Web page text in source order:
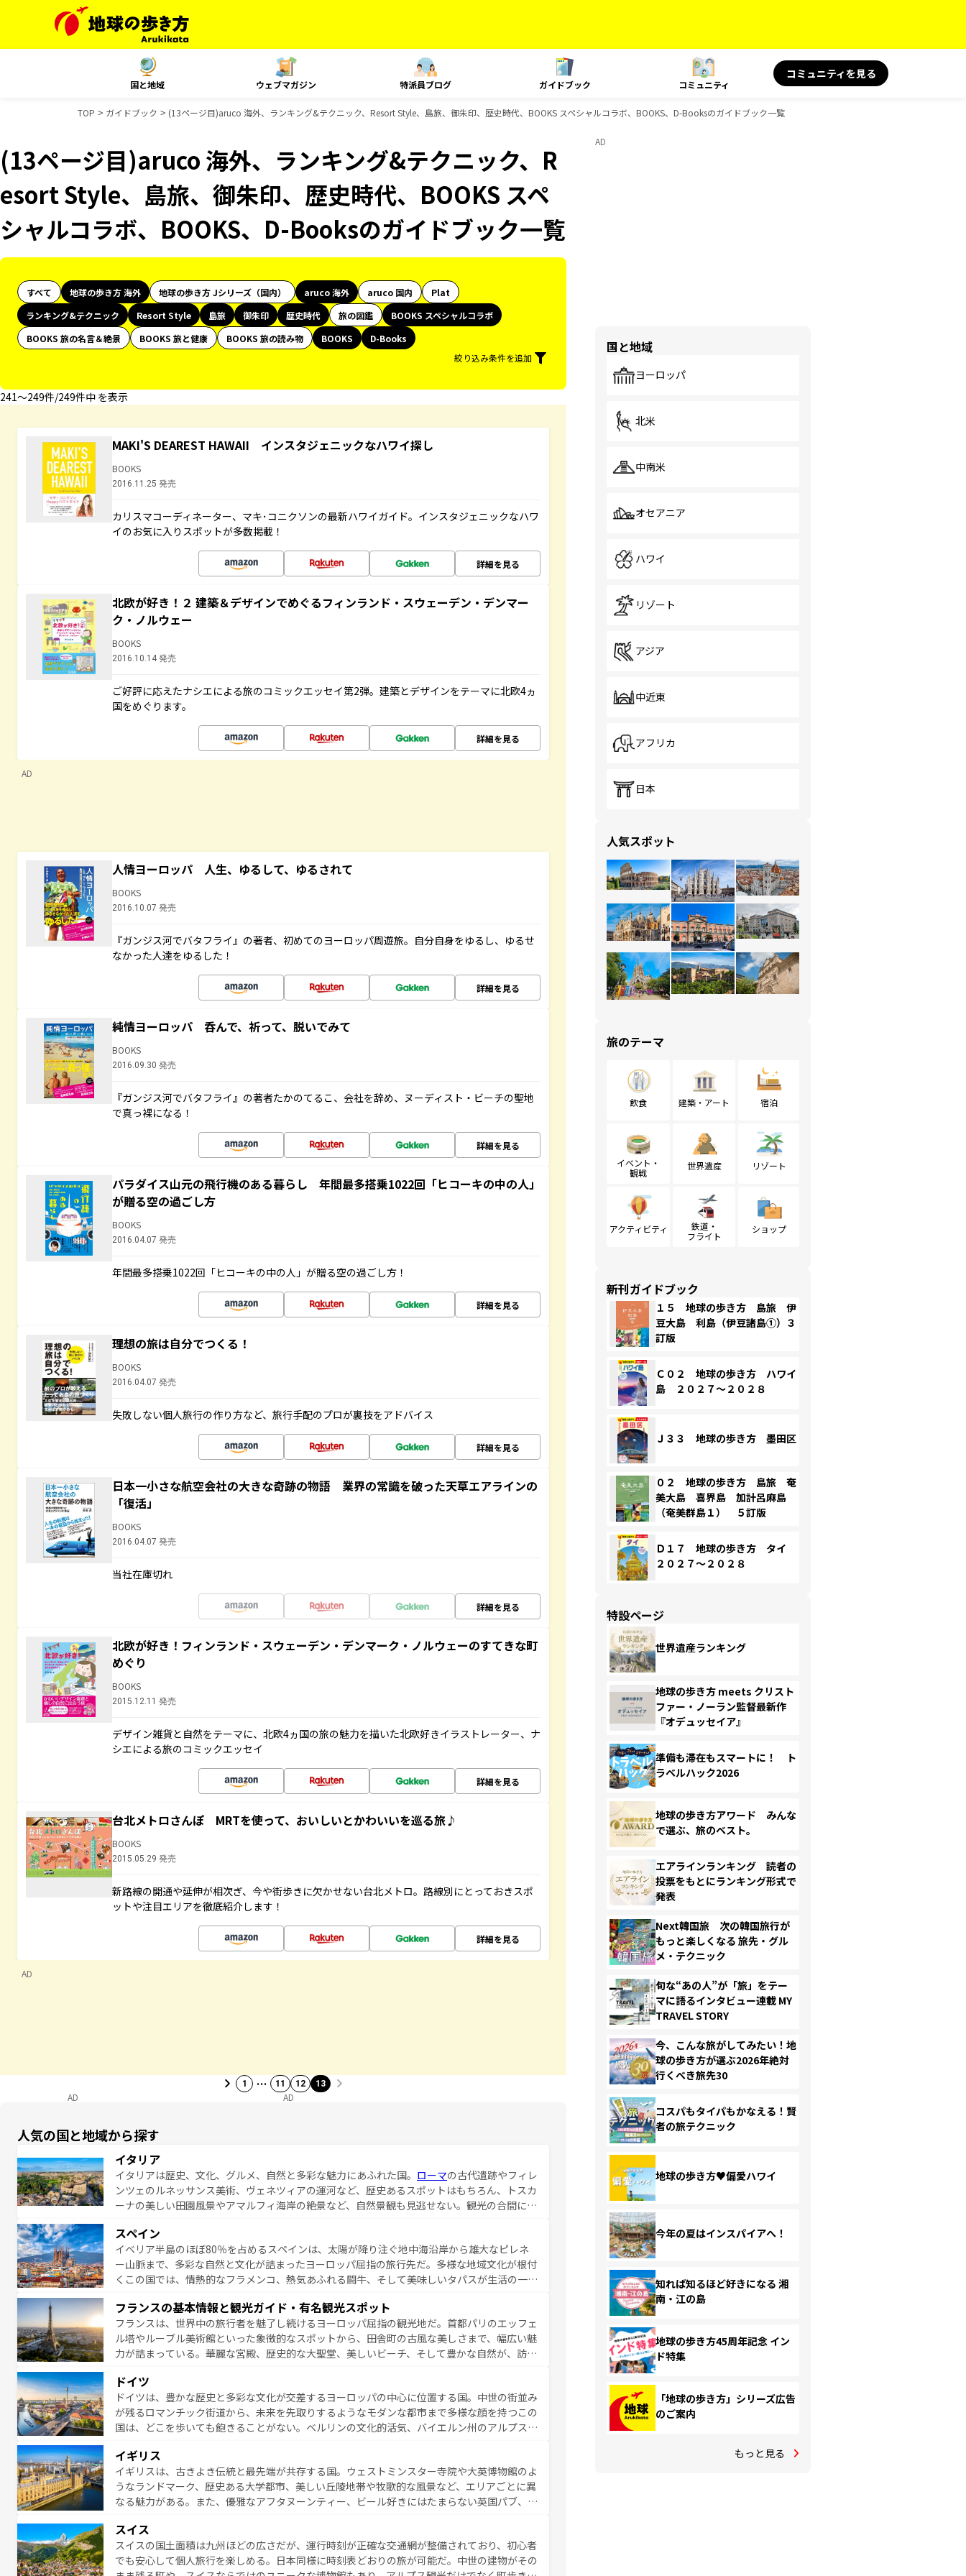
国と地域 ウェブマガジン 特派員ブログ ガイドブック コミュニティ
コミュニティを見る
TOP ガイドブック (13ページ目)aruco 海外、ランキング&テクニック、Resort Style、島旅、御朱印、歴史時代、BOOKS スペシャルコラボ、BOOKS、D-Booksのガイドブック一覧
(13ページ目)aruco 海外、ランキング&テクニック、R
esort Style、島旅、御朱印、歴史時代、BOOKS スペ
シャルコラボ、BOOKS、D-Booksのガイドブック一覧
すべて 地球の歩き方 海外 地球の歩き方 Jシリーズ（国内） aruco 海外 aruco 国内
Plat
ランキング&テクニック
Resort Style 島旅 御朱印 歴史時代 旅の図鑑
BOOKS スペシャルコラボ
BOOKS 旅の名言＆絶景
BOOKS 旅と健康 BOOKS 旅の読み物 BOOKS
D-Books
絞り込み条件を追加
241〜249件/249件中 を表示
MAKI'S DEAREST HAWAII インスタジェニックなハワイ探し
BOOKS
2016.11.25 発売
カリスマコーディネーター、マキ･コニクソンの最新ハワイガイド。インスタジェニックなハワ
イのお気に入りスポットが多数掲載！
詳細を見る
北欧が好き！２ 建築＆デザインでめぐるフィンランド・スウェーデン・デンマー
ク・ノルウェー
BOOKS
2016.10.14 発売
ご好評に応えたナシエによる旅のコミックエッセイ第2弾。建築とデザインをテーマに北欧4ヵ
国をめぐります。
詳細を見る
AD
人情ヨーロッパ 人生、ゆるして、ゆるされて
BOOKS
2016.10.07 発売
『ガンジス河でバタフライ』の著者、初めてのヨーロッパ周遊旅。自分自身をゆるし、ゆるせ
なかった人達をゆるした！
詳細を見る
純情ヨーロッパ 呑んで、祈って、脱いでみて
BOOKS
2016.09.30 発売
『ガンジス河でバタフライ』の著者たかのてるこ、会社を辞め、ヌーディスト・ビーチの聖地
で真っ裸になる！
詳細を見る
パラダイス山元の飛行機のある暮らし 年間最多搭乗1022回「ヒコーキの中の人」
が贈る空の過ごし方
BOOKS
2016.04.07 発売
年間最多搭乗1022回「ヒコーキの中の人」が贈る空の過ごし方！
詳細を見る
理想の旅は自分でつくる！
BOOKS
2016.04.07 発売
失敗しない個人旅行の作り方など、旅行手配のプロが裏技をアドバイス
詳細を見る
日本一小さな航空会社の大きな奇跡の物語 業界の常識を破った天草エアラインの
「復活」
BOOKS
2016.04.07 発売
当社在庫切れ
詳細を見る
北欧が好き！フィンランド・スウェーデン・デンマーク・ノルウェーのすてきな町
めぐり
BOOKS
2015.12.11 発売
デザイン雑貨と自然をテーマに、北欧4ヵ国の旅の魅力を描いた北欧好きイラストレーター、ナ
シエによる旅のコミックエッセイ
詳細を見る
台北メトロさんぽ MRTを使って、おいしいとかわいいを巡る旅♪
BOOKS
2015.05.29 発売
新路線の開通や延伸が相次ぎ、今や街歩きに欠かせない台北メトロ。路線別にとっておきスポ
ットや注目エリアを徹底紹介します！
詳細を見る
AD
1 … 11 12 13
AD AD
人気の国と地域から探す
イタリア
イタリアは歴史、文化、グルメ、自然と多彩な魅力にあふれた国。 ローマの古代遺跡やフィレ
ンツェのルネッサンス美術、ヴェネツィアの運河など、歴史あるスポットはもちろん、トスカ
ーナの美しい田園風景やアマルフィ海岸の絶景など、自然景観も見逃せない。観光の合間に
夜眠るまで、すべての瞬間を楽しませてくれるイタリアで、忘れられない旅をしてみよう！
なお、新着のイタリア情報はコンテンツ一覧を参照してほしい。
スペイン
イベリア半島のほぼ80％を占めるスペインは、太陽が降り注ぐ地中海沿岸から雄大なピレネ
ー山脈まで、多彩な自然と文化が詰まったヨーロッパ屈指の旅行先だ。多様な地域文化が根付
くこの国では、情熱的なフラメンコ、熱気あふれる闘牛、そして美味しいタパスが生活の一部
ら、地方では古代ローマ遺跡や中世の城塞都市、穏やかなビーチリゾートまで多彩な表情を見
せる。地方によって風土や気候が異なるスペインはその個性で訪れる人を魅了する。 なお、
新着のスペイン情報はコンテンツ一覧を参照してほしい。
フランスの基本情報と観光ガイド・有名観光スポット
フランスは、世界中の旅行者を魅了し続けるヨーロッパ屈指の観光地だ。首都パリのエッフェ
ル塔やルーブル美術館といった象徴的なスポットから、田舎町の古風な美しさまで、幅広い魅
力が詰まっている。華麗な宮殿、歴史的な大聖堂、美しいビーチ、そして豊かな自然が、訪れ
無形文化遺産にも登録されている。シャンパンの発祥地であるランス、プロヴァンスの香り高
いラベンダー畑など、多彩な楽しみ方が可能だ。さらに、パリ以外の地域にも魅力が溢れてお
り、どの街角にも豊かな歴史と文化が息づいている。パリ以外の個性あふれる地方に足を運ぶ
とそれぞれで全く異なる文化を体験できるだろう。 なお、新着のフランス情報はコンテンツ
ドイツ
ドイツは、豊かな歴史と多彩な文化が交差するヨーロッパの中心に位置する国。中世の街並み
が残るロマンチック街道から、未来を先取りするようなモダンな都市まで多様な顔を持つこの
国は、どこを歩いても飽きることがない。ベルリンの文化的活気、バイエルン州のアルプスの
ら地元の人と過ごす楽しい時間は、お酒好きな人にはぜひ体験してほしい。 なお、新着のド
イツ情報はコンテンツ一覧を参照してほしい。
イギリス
イギリスは、古きよき伝統と最先端が共存する国。ウェストミンスター寺院や大英博物館のよ
うなランドマーク、歴史ある大学都市、美しい丘陵地帯や牧歌的な風景など、エリアごとに異
なる魅力がある。また、優雅なアフタヌーンティー、ビール好きにはたまらない英国パブ、サ
お、新着のイギリス情報は
スイス
スイスの国土面積は九州ほどの広さだが、運行時刻が正確な交通網が整備されており、初心者
でも安心して個人旅行を楽しめる。日本同様に時刻表どおりの旅が可能だ。中世の建物がその
AD
国と地域
ヨーロッパ
北米
中南米
オセアニア
ハワイ
リゾート
アジア
中近東
アフリカ
日本
人気スポット
旅のテーマ
飲食 建築・アート 宿泊
イベント・
観戦
世界遺産 リゾート
アクティビティ
鉄道・
フライト
ショップ
新刊ガイドブック
１５ 地球の歩き方 島旅 伊
豆大島 利島（伊豆諸島①）３
訂版
Ｃ０２ 地球の歩き方 ハワイ
島 ２０２７～２０２８
Ｊ３３ 地球の歩き方 墨田区
０２ 地球の歩き方 島旅 奄
美大島 喜界島 加計呂麻島
（奄美群島１） ５訂版
Ｄ１７ 地球の歩き方 タイ
２０２７～２０２８
特設ページ
世界遺産ランキング
地球の歩き方 meets クリスト
ファー・ノーラン監督最新作
『オデュッセイア』
準備も滞在もスマートに！ ト
ラベルハック2026
地球の歩き方アワード みんな
で選ぶ、旅のベスト。
エアラインランキング 読者の
投票をもとにランキング形式で
発表
Next韓国旅 次の韓国旅行が
もっと楽しくなる 旅先・グル
メ・テクニック
旬な“あの人”が「旅」をテー
マに語るインタビュー連載 MY
TRAVEL STORY
今、こんな旅がしてみたい！地
球の歩き方が選ぶ2026年絶対
行くべき旅先30
コスパもタイパもかなえる！賢
者の旅テクニック
地球の歩き方♥偏愛ハワイ
今年の夏はインスパイアへ！
知れば知るほど好きになる 湘
南・江の島
地球の歩き方45周年記念 イン
ド特集
「地球の歩き方」シリーズ広告
のご案内
もっと見る